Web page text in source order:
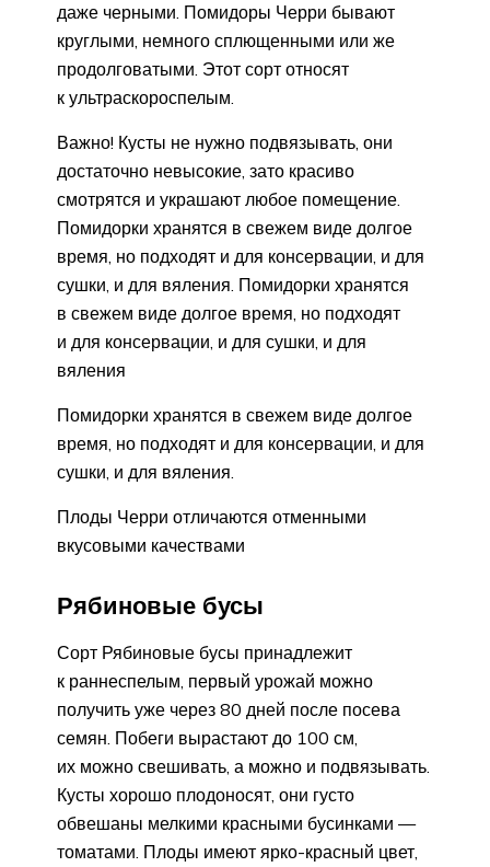
даже черными. Помидоры Черри бывают
круглыми, немного сплющенными или же
продолговатыми. Этот сорт относят
к ультраскороспелым.
Важно! Кусты не нужно подвязывать, они
достаточно невысокие, зато красиво
смотрятся и украшают любое помещение.
Помидорки хранятся в свежем виде долгое
время, но подходят и для консервации, и для
сушки, и для вяления. Помидорки хранятся
в свежем виде долгое время, но подходят
и для консервации, и для сушки, и для
вяления
Помидорки хранятся в свежем виде долгое
время, но подходят и для консервации, и для
сушки, и для вяления.
Плоды Черри отличаются отменными
вкусовыми качествами
Рябиновые бусы
Сорт Рябиновые бусы принадлежит
к раннеспелым, первый урожай можно
получить уже через 80 дней после посева
семян. Побеги вырастают до 100 см,
их можно свешивать, а можно и подвязывать.
Кусты хорошо плодоносят, они густо
обвешаны мелкими красными бусинками —
томатами. Плоды имеют ярко-красный цвет,